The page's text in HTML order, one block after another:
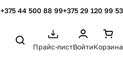
+375 44 500 88 99+375 29 120 99 53
Прайс-листВойтиКорзина